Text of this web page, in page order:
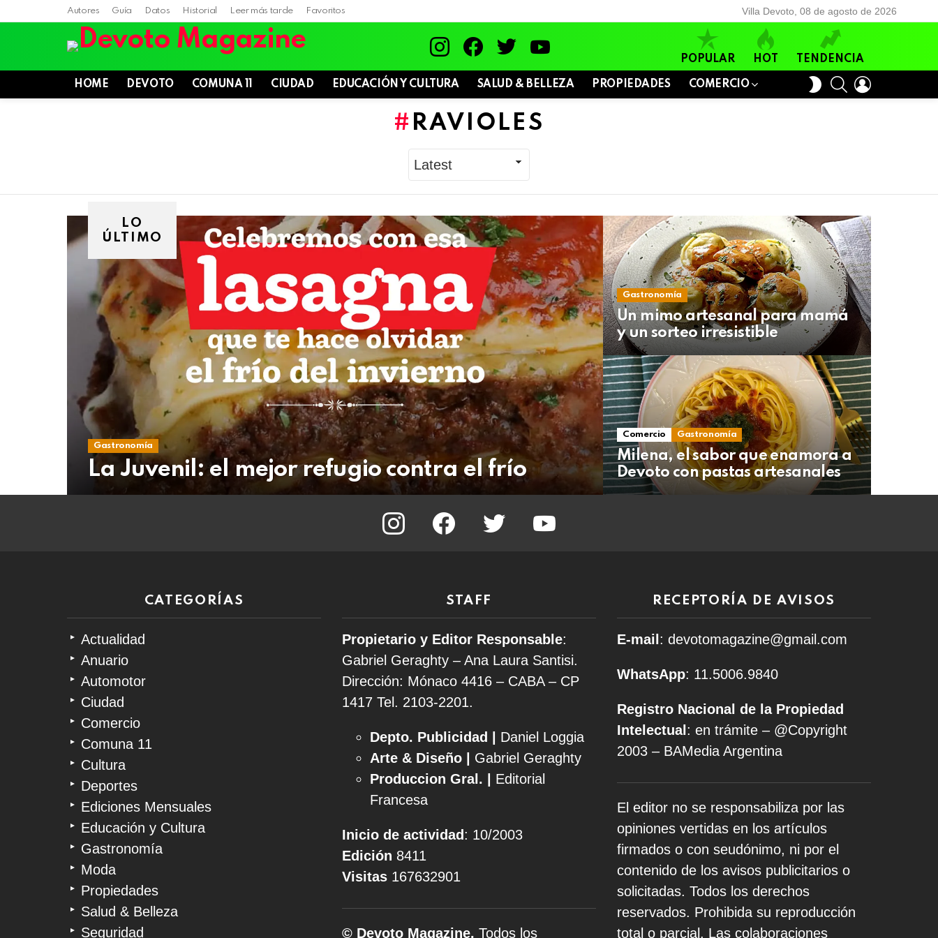
Autores Guía Datos Historial Leer más tarde Favoritos Villa Devoto, 08 de agosto de 2026
POPULAR HOT TENDENCIA
HOME DEVOTO COMUNA 11 CIUDAD EDUCACIÓN Y CULTURA SALUD & BELLEZA PROPIEDADES COMERCIO
SWITCH
SKIN
BUSCAR
RAVIOLES
LO
ÚLTIMO
Gastronomía
La Juvenil: el mejor refugio contra el frío
Gastronomía
Un mimo artesanal para mamá
y un sorteo irresistible
Comercio Gastronomía
Milena, el sabor que enamora a
Devoto con pastas artesanales
instagram facebook twitter
CATEGORÍAS
Actualidad
Anuario
Automotor
Ciudad
Comercio
Comuna 11
Cultura
Deportes
Ediciones Mensuales
Educación y Cultura
Gastronomía
Moda
Propiedades
Salud & Belleza
Seguridad
STAFF
Propietario y Editor Responsable:
Gabriel Geraghty – Ana Laura Santisi.
Dirección: Mónaco 4416 – CABA – CP
1417 Tel. 2103-2201.
Depto. Publicidad |
Daniel Loggia
Arte & Diseño | Gabriel Geraghty
Produccion Gral. |
Editorial
Francesa
Inicio de actividad : 10/2003
Edición 8411
Visitas 167632901
© Devoto Magazine. Todos los
RECEPTORÍA DE AVISOS
E-mail : devotomagazine@gmail.com
WhatsApp: 11.5006.9840
Registro Nacional de la Propiedad
Intelectual : en trámite – @Copyright
2003 – BAMedia Argentina
El editor no se responsabiliza por las
opiniones vertidas en los artículos
firmados o con seudónimo, ni por el
contenido de los avisos publicitarios o
solicitadas. Todos los derechos
reservados. Prohibida su reproducción
total o parcial. Las colaboraciones
Villa
Devoto,
08
de
agosto
de
2026